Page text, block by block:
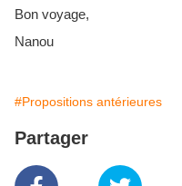
Bon voyage,
Nanou
#Propositions antérieures
Partager